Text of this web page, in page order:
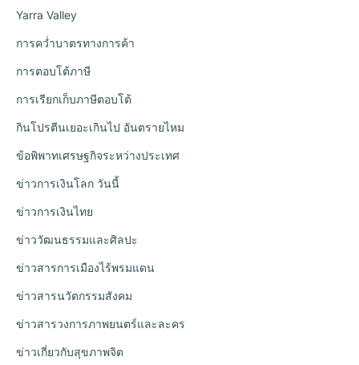
Yarra Valley
การคว่ำบาตรทางการค้า
การตอบโต้ภาษี
การเรียกเก็บภาษีตอบโต้
กินโปรตีนเยอะเกินไป อันตรายไหม
ข้อพิพาทเศรษฐกิจระหว่างประเทศ
ข่าวการเงินโลก วันนี้
ข่าวการเงินไทย
ข่าววัฒนธรรมและศิลปะ
ข่าวสารการเมืองไร้พรมแดน
ข่าวสารนวัตกรรมสังคม
ข่าวสารวงการภาพยนตร์และละคร
ข่าวเกี่ยวกับสุขภาพจิต